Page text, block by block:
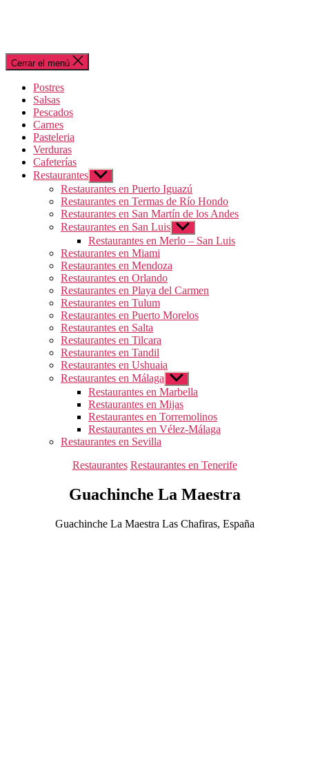
Cerrar el menú
Postres
Salsas
Pescados
Carnes
Pasteleria
Verduras
Cafeterías
Restaurantes Mostrar
el
submenú
Restaurantes en Puerto Iguazú
Restaurantes en Termas de Río Hondo
Restaurantes en San Martín de los Andes
Restaurantes en San Luis Mostrar
el
submenú
Restaurantes en Merlo – San Luis
Restaurantes en Miami
Restaurantes en Mendoza
Restaurantes en Orlando
Restaurantes en Playa del Carmen
Restaurantes en Tulum
Restaurantes en Puerto Morelos
Restaurantes en Salta
Restaurantes en Tilcara
Restaurantes en Tandil
Restaurantes en Ushuaia
Restaurantes en Málaga Mostrar
el
submenú
Restaurantes en Marbella
Restaurantes en Mijas
Restaurantes en Torremolinos
Restaurantes en Vélez-Málaga
Restaurantes en Sevilla
Categorías
Restaurantes Restaurantes en Tenerife
Guachinche La Maestra
Guachinche La Maestra Las Chafiras, España